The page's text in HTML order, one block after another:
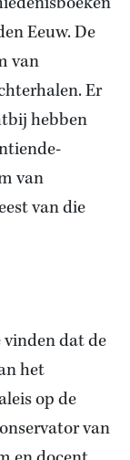
Eeuw. De
van
Er
hebben
van
van die
vinden dat de
het
op de
van